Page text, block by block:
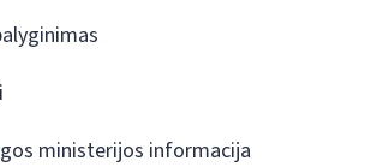
ministerijos informacija